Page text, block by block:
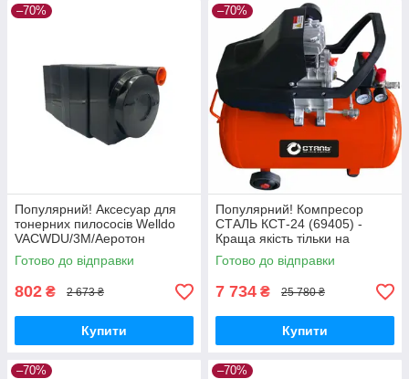
–70%
Популярний! Аксесуар для
тонерних пилососів Welldo
VACWDU/3M/Аеротон
(VACWDUF) - Краща якість
тільки на Nukleon.com.ua
Готово до відправки
802 ₴ 2 673 ₴
Купити
–70%
Популярний! Компресор
СТАЛЬ КСТ-24 (69405) -
Краща якість тільки на
Nukleon.com.ua
Готово до відправки
7 734 ₴ 25 780 ₴
Купити
–70% –70%